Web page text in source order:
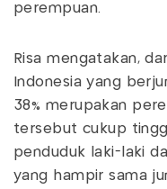
perempuan.
Risa mengatakan,
Indonesia yang
38% merupakan
tersebut cukup
penduduk laki-laki
yang hampir sama